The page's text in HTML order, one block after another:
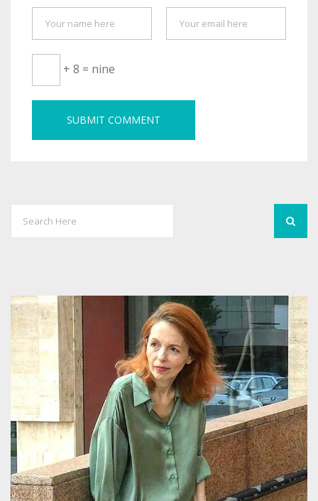
+ 8 = nine